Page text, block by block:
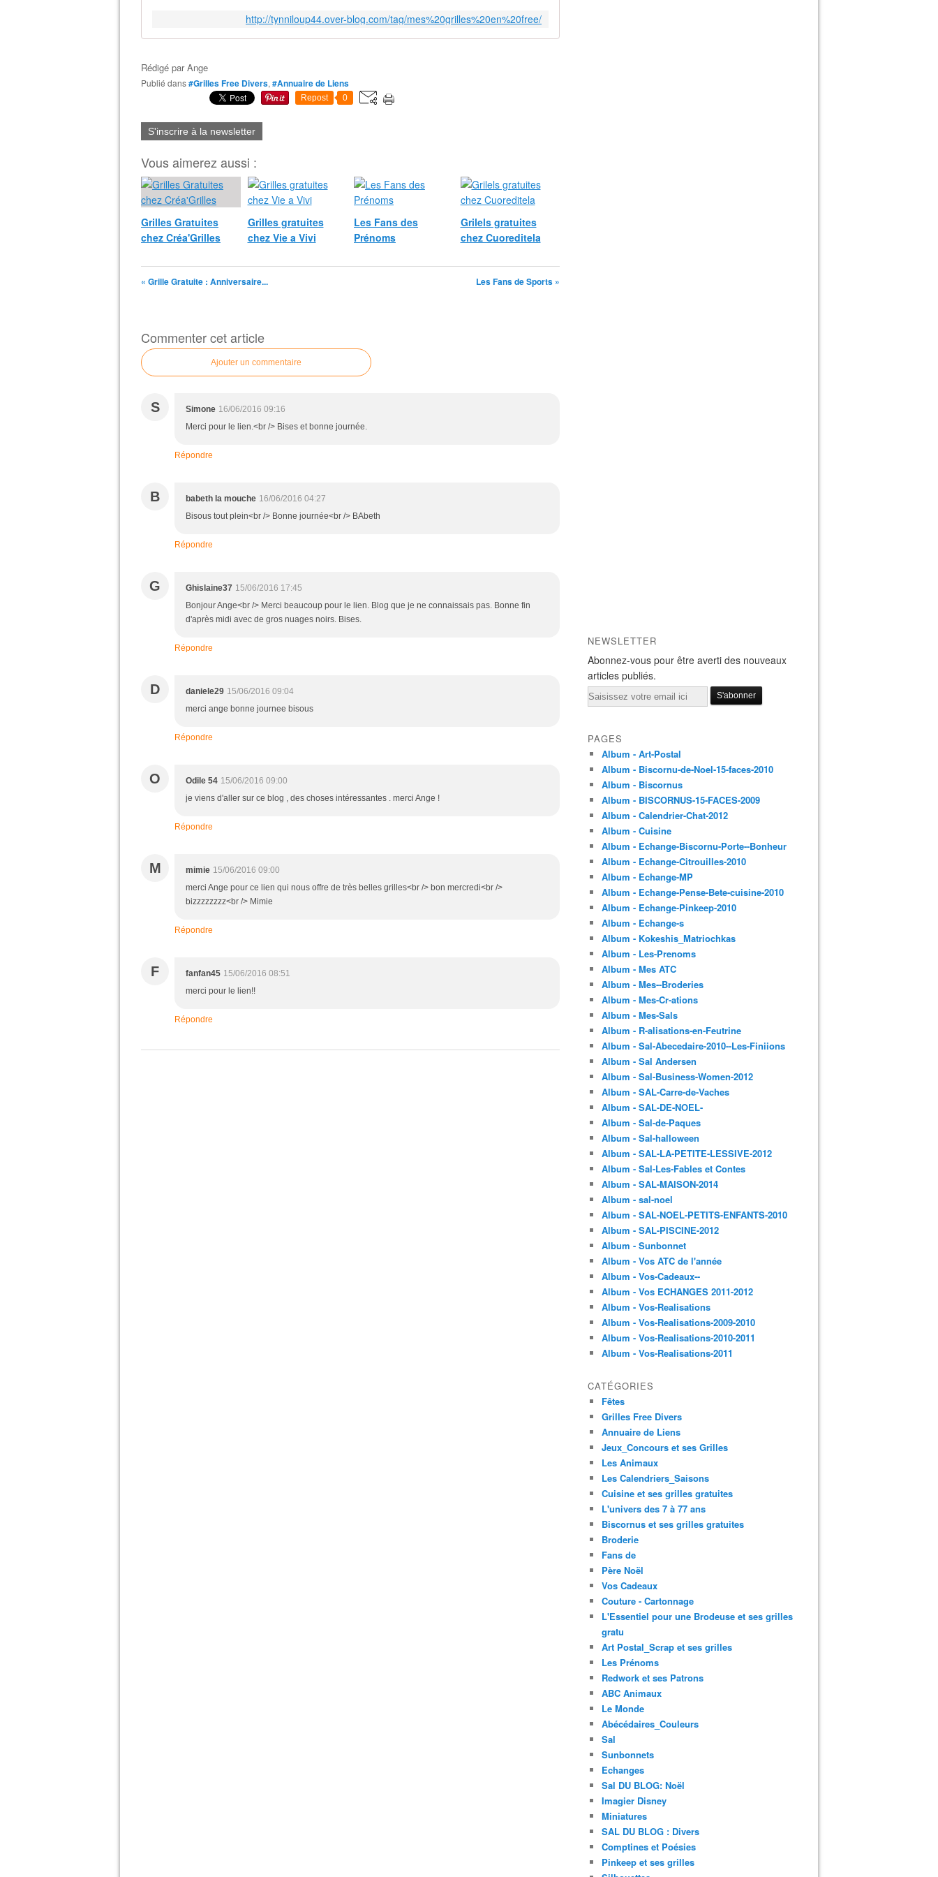
http://tynniloup44.over-blog.com/tag/mes%20grilles%20en%20free/
Rédigé parAnge
Publié dans#Grilles Free Divers, #Annuaire de Liens
Repost 0
S'inscrire à la newsletter
Vous aimerez aussi :
Grilles Gratuites
chez Créa'Grilles
Grilles gratuites
chez Vie a Vivi
Les Fans des
Prénoms
Grilels gratuites
chez Cuoreditela
« Grille Gratuite : Anniversaire... Les Fans de Sports »
Commenter cet article
Ajouter un commentaire
S Simone 16/06/2016 09:16
Merci pour le lien.<br /> Bises et bonne journée.
Répondre
B babeth la mouche 16/06/2016 04:27
Bisous tout plein<br /> Bonne journée<br /> BAbeth
Répondre
G Ghislaine37 15/06/2016 17:45
Bonjour Ange<br /> Merci beaucoup pour le lien. Blog que je ne connaissais pas. Bonne fin
d'après midi avec de gros nuages noirs. Bises.
Répondre
D daniele29 15/06/2016 09:04
merci ange bonne journee bisous
Répondre
O Odile 54 15/06/2016 09:00
je viens d'aller sur ce blog , des choses intéressantes . merci Ange !
Répondre
M mimie 15/06/2016 09:00
merci Ange pour ce lien qui nous offre de très belles grilles<br /> bon mercredi<br />
bizzzzzzzz<br /> Mimie
Répondre
F fanfan45 15/06/2016 08:51
merci pour le lien!!
Répondre
NEWSLETTER
Abonnez-vous pour être averti des nouveaux
articles publiés.
Email
PAGES
Album - Art-Postal
Album - Biscornu-de-Noel-15-faces-2010
Album - Biscornus
Album - BISCORNUS-15-FACES-2009
Album - Calendrier-Chat-2012
Album - Cuisine
Album - Echange-Biscornu-Porte--Bonheur
Album - Echange-Citrouilles-2010
Album - Echange-MP
Album - Echange-Pense-Bete-cuisine-2010
Album - Echange-Pinkeep-2010
Album - Echange-s
Album - Kokeshis_Matriochkas
Album - Les-Prenoms
Album - Mes ATC
Album - Mes--Broderies
Album - Mes-Cr-ations
Album - Mes-Sals
Album - R-alisations-en-Feutrine
Album - Sal-Abecedaire-2010--Les-Finiions
Album - Sal Andersen
Album - Sal-Business-Women-2012
Album - SAL-Carre-de-Vaches
Album - SAL-DE-NOEL-
Album - Sal-de-Paques
Album - Sal-halloween
Album - SAL-LA-PETITE-LESSIVE-2012
Album - Sal-Les-Fables et Contes
Album - SAL-MAISON-2014
Album - sal-noel
Album - SAL-NOEL-PETITS-ENFANTS-2010
Album - SAL-PISCINE-2012
Album - Sunbonnet
Album - Vos ATC de l'année
Album - Vos-Cadeaux--
Album - Vos ECHANGES 2011-2012
Album - Vos-Realisations
Album - Vos-Realisations-2009-2010
Album - Vos-Realisations-2010-2011
Album - Vos-Realisations-2011
CATÉGORIES
Fêtes
Grilles Free Divers
Annuaire de Liens
Jeux_Concours et ses Grilles
Les Animaux
Les Calendriers_Saisons
Cuisine et ses grilles gratuites
L'univers des 7 à 77 ans
Biscornus et ses grilles gratuites
Broderie
Fans de
Père Noël
Vos Cadeaux
Couture - Cartonnage
L'Essentiel pour une Brodeuse et ses grilles
gratu
Art Postal_Scrap et ses grilles
Les Prénoms
Redwork et ses Patrons
ABC Animaux
Le Monde
Abécédaires_Couleurs
Sal
Sunbonnets
Echanges
Sal DU BLOG: Noël
Imagier Disney
Miniatures
SAL DU BLOG : Divers
Comptines et Poésies
Pinkeep et ses grilles